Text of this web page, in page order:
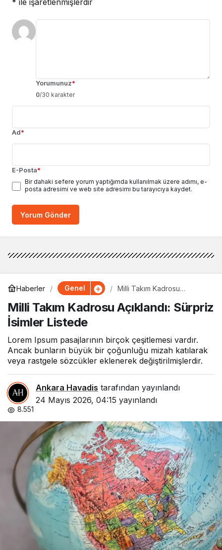
* ile işaretlenmişlerdir
Yorumunuz*
0/30 karakter
Ad*
E-Posta*
Bir dahaki sefere yorum yaptığımda kullanılmak üzere adımı, e-
posta adresimi ve web site adresimi bu tarayıcıya kaydet.
Yorum Gönder
Haberler Genel
Milli Takım Kadrosu
Listede
Milli Takım Kadrosu Açıklandı: Sürpriz
İsimler Listede
Lorem Ipsum pasajlarının birçok çeşitlemesi vardır.
Ancak bunların büyük bir çoğunluğu mizah katılarak
veya rastgele sözcükler eklenerek değiştirilmişlerdir.
Ankara Havadis tarafından yayınlandı
24 Mayıs 2026, 04:15 yayınlandı
8.551